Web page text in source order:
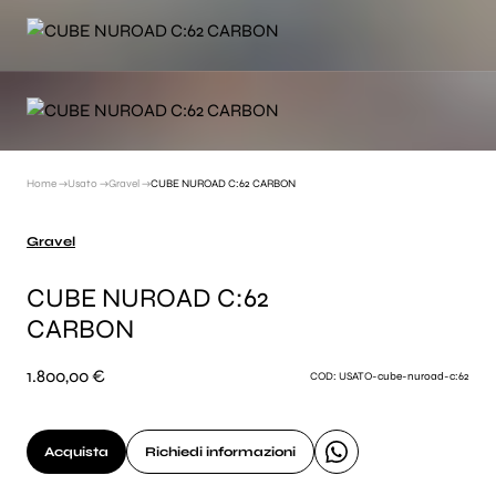
Home →Usato →Gravel →CUBE NUROAD C:62 CARBON
Gravel
CUBE NUROAD C:62
CARBON
1.800,00 € COD: USATO-cube-nuroad-c:62
Acquista Richiedi informazioni